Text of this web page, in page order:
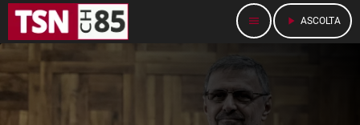
menu play_arrow ASCOLTA